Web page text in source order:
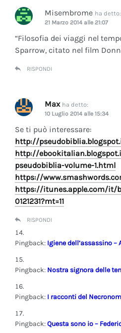
Misembrome ha detto:
21 Marzo 2014 alle 21:07
“Filosofia dei viaggi nel
Sparrow, citato nel film
RISPONDI
Max ha detto:
10 Luglio 2014 alle 15:34
Se ti può interessare:
http://
http://
pseudobiblia-volume-1.html
https://
https://itunes.apple.com/it/
0121231?mt=11
RISPONDI
Pingback: Igiene dell’assassino
Pingback: Nostra signora delle
Pingback: I racconti del
Pingback:Questa sono io –